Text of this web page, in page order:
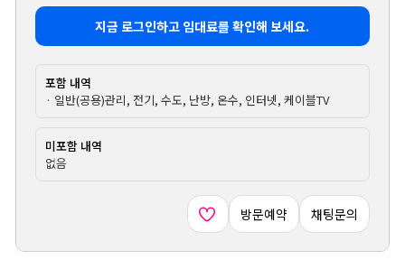
지금 로그인하고 임대료를 확인해 보세요.
포함 내역
· 일반(공용)관리, 전기, 수도, 난방, 온수, 인터넷, 케이블TV
미포함 내역
없음
방문예약 채팅문의